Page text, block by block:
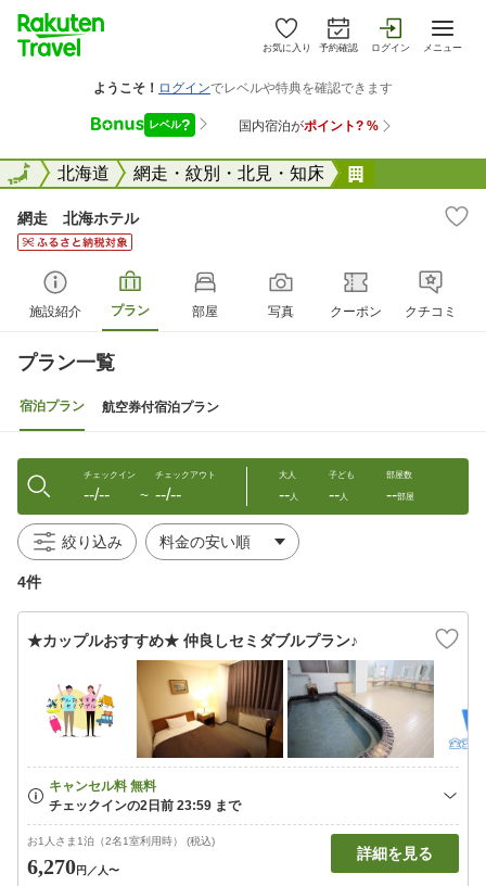
お気に入り 予約確認 ログイン メニュー
全国北海道 網走・紋別・北見・知床
全国
網走 北海ホテル
施設紹介 プラン 部屋 写真 クーポン クチコミ
プラン一覧
宿泊プラン 航空券付宿泊プラン
チェックイン
--/-- 〜
チェックアウト
--/--
大人
--人
子ども
--人
部屋数
--部屋
絞り込み
4件
★カップルおすすめ★ 仲良しセミダブルプラン♪
お1人さま1泊（2名1室利用時） (税込)
6,270円 ／人〜
詳細を見る